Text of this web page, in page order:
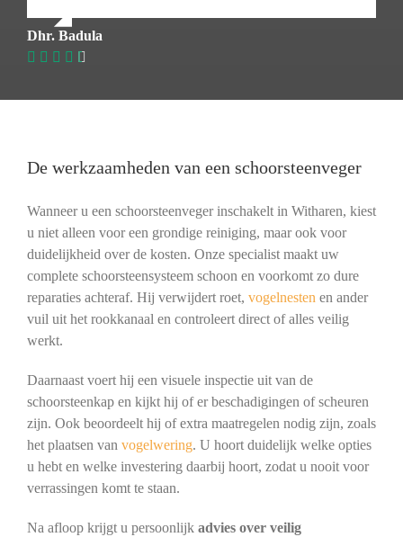
Dhr. Badula
De werkzaamheden van een schoorsteenveger
Wanneer u een schoorsteenveger inschakelt in Witharen, kiest
u niet alleen voor een grondige reiniging, maar ook voor
duidelijkheid over de kosten. Onze specialist maakt uw
complete schoorsteensysteem schoon en voorkomt zo dure
reparaties achteraf. Hij verwijdert roet, vogelnesten en ander
vuil uit het rookkanaal en controleert direct of alles veilig
werkt.
Daarnaast voert hij een visuele inspectie uit van de
schoorsteenkap en kijkt hij of er beschadigingen of scheuren
zijn. Ook beoordeelt hij of extra maatregelen nodig zijn, zoals
het plaatsen van vogelwering. U hoort duidelijk welke opties
u hebt en welke investering daarbij hoort, zodat u nooit voor
verrassingen komt te staan.
Na afloop krijgt u persoonlijk advies over veilig